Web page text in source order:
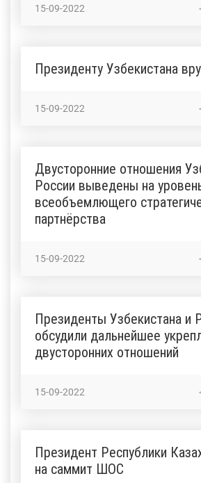
15-09-2022
Президенту Узбекистана
15-09-2022
Двусторонние отношения
России выведены на
всеобъемлющего
партнёрства
15-09-2022
Президенты Узбекистана и
обсудили дальнейшее
двусторонних отношений
15-09-2022
Президент Республики
на саммит ШОС